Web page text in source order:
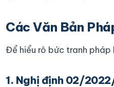
Các Văn Bản
Để hiểu rõ bức tranh
1. Nghị định 02/